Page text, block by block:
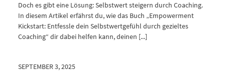
Doch es gibt eine Lösung: Selbstwert steigern durch Coaching.
In diesem Artikel erfährst du, wie das Buch „Empowerment
Kickstart: Entfessle dein Selbstwertgefühl durch gezieltes
Coaching“ dir dabei helfen kann, deinen [...]
SEPTEMBER 3, 2025